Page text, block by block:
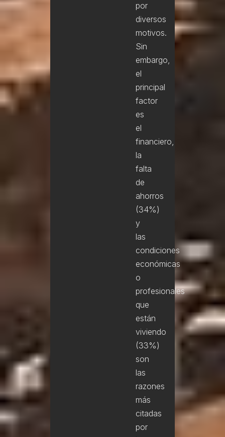
por
diversos
motivos.
Sin
embargo,
el
principal
factor
es
el
financiero,
la
falta
de
ahorros
(34%)
y
las
condiciones
económicas
o
profesionales
que
están
viviendo
(33%)
son
las
razones
más
citadas
por